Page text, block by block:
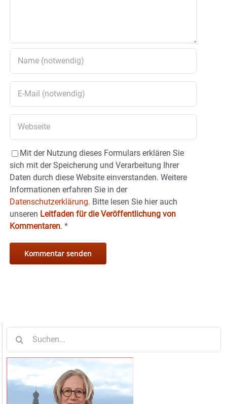
Mit der Nutzung dieses Formulars erklären Sie
sich mit der Speicherung und Verarbeitung Ihrer
Daten durch diese Website einverstanden. Weitere
Informationen erfahren Sie in der
Datenschutzerklärung. Bitte lesen Sie hier auch
unseren Leitfaden für die Veröffentlichung von
Kommentaren. *
nach: